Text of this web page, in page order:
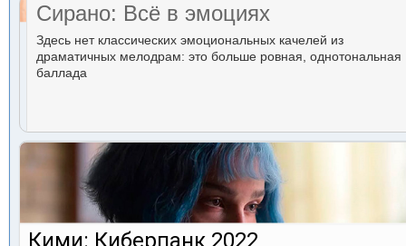
Сирано: Всё в эмоциях
Здесь нет классических эмоциональных качелей из
драматичных мелодрам: это больше ровная, однотональная
баллада
Кими: Киберпанк 2022